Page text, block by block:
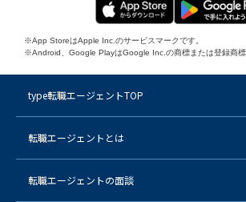
※App StoreはApple Inc.のサービスマークです。
※Android、Google PlayはGoogle Inc.の商標または登録商標
type転職エージェントTOP
転職エージェントとは
転職エージェントの面談